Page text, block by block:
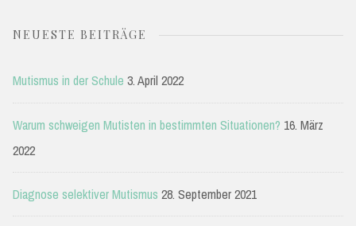
NEUESTE BEITRÄGE
Mutismus in der Schule 3. April 2022
Warum schweigen Mutisten in bestimmten Situationen? 16. März
2022
Diagnose selektiver Mutismus 28. September 2021